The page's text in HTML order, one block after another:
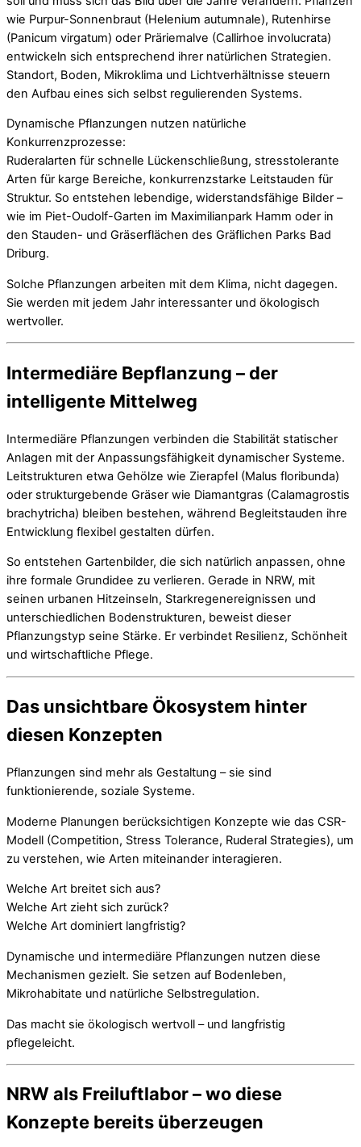
wie Purpur-Sonnenbraut (Helenium autumnale), Rutenhirse
(Panicum virgatum) oder Präriemalve (Callirhoe involucrata)
entwickeln sich entsprechend ihrer natürlichen Strategien.
Standort, Boden, Mikroklima und Lichtverhältnisse steuern
den Aufbau eines sich selbst regulierenden Systems.
Dynamische Pflanzungen nutzen natürliche
Konkurrenzprozesse:
Ruderalarten für schnelle Lückenschließung, stresstolerante
Arten für karge Bereiche, konkurrenzstarke Leitstauden für
Struktur. So entstehen lebendige, widerstandsfähige Bilder –
wie im Piet-Oudolf-Garten im Maximilianpark Hamm oder in
den Stauden- und Gräserflächen des Gräflichen Parks Bad
Driburg.
Solche Pflanzungen arbeiten mit dem Klima, nicht dagegen.
Sie werden mit jedem Jahr interessanter und ökologisch
wertvoller.
Intermediäre Bepflanzung – der
intelligente Mittelweg
Intermediäre Pflanzungen verbinden die Stabilität statischer
Anlagen mit der Anpassungsfähigkeit dynamischer Systeme.
Leitstrukturen etwa Gehölze wie Zierapfel (Malus floribunda)
oder strukturgebende Gräser wie Diamantgras (Calamagrostis
brachytricha) bleiben bestehen, während Begleitstauden ihre
Entwicklung flexibel gestalten dürfen.
So entstehen Gartenbilder, die sich natürlich anpassen, ohne
ihre formale Grundidee zu verlieren. Gerade in NRW, mit
seinen urbanen Hitzeinseln, Starkregenereignissen und
unterschiedlichen Bodenstrukturen, beweist dieser
Pflanzungstyp seine Stärke. Er verbindet Resilienz, Schönheit
und wirtschaftliche Pflege.
Das unsichtbare Ökosystem hinter
diesen Konzepten
Pflanzungen sind mehr als Gestaltung – sie sind
funktionierende, soziale Systeme.
Moderne Planungen berücksichtigen Konzepte wie das CSR-
Modell (Competition, Stress Tolerance, Ruderal Strategies), um
zu verstehen, wie Arten miteinander interagieren.
Welche Art breitet sich aus?
Welche Art zieht sich zurück?
Welche Art dominiert langfristig?
Dynamische und intermediäre Pflanzungen nutzen diese
Mechanismen gezielt. Sie setzen auf Bodenleben,
Mikrohabitate und natürliche Selbstregulation.
Das macht sie ökologisch wertvoll – und langfristig
pflegeleicht.
NRW als Freiluftlabor – wo diese
Konzepte bereits überzeugen